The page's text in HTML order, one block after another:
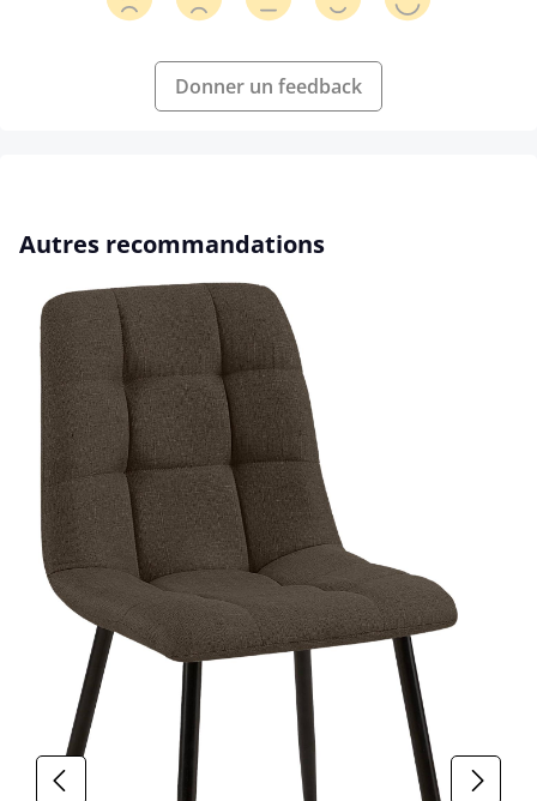
Donner un feedback
Ignorer la galerie de produits
Autres recommandations